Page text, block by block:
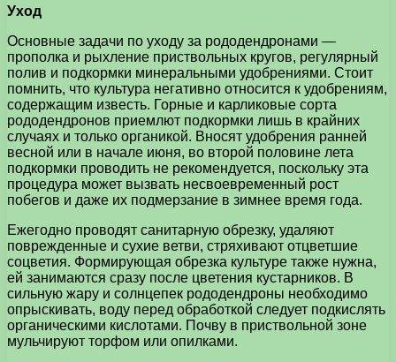
Уход
Основные задачи по уходу за рододендронами —
прополка и рыхление приствольных кругов, регулярный
полив и подкормки минеральными удобрениями. Стоит
помнить, что культура негативно относится к удобрениям,
содержащим известь. Горные и карликовые сорта
рододендронов приемлют подкормки лишь в крайних
случаях и только органикой. Вносят удобрения ранней
весной или в начале июня, во второй половине лета
подкормки проводить не рекомендуется, поскольку эта
процедура может вызвать несвоевременный рост
побегов и даже их подмерзание в зимнее время года.
Ежегодно проводят санитарную обрезку, удаляют
поврежденные и сухие ветви, стряхивают отцветшие
соцветия. Формирующая обрезка культуре также нужна,
ей занимаются сразу после цветения кустарников. В
сильную жару и солнцепек рододендроны необходимо
опрыскивать, воду перед обработкой следует подкислять
органическими кислотами. Почву в приствольной зоне
мульчируют торфом или опилками.